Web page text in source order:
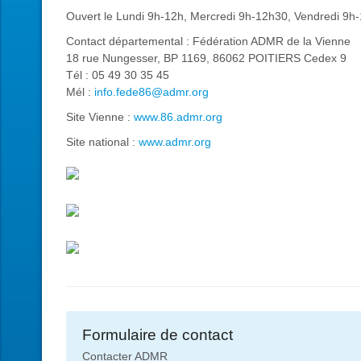
Ouvert le Lundi 9h-12h, Mercredi 9h-12h30, Vendredi
Contact départemental : Fédération ADMR de la Vienne
18 rue Nungesser, BP 1169, 86062 POITIERS Cedex 9
Tél : 05 49 30 35 45
Mél : info.fede86@admr.org
Site Vienne : www.86.admr.org
Site national : www.admr.org
Formulaire de contact
Contacter ADMR